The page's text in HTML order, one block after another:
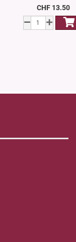
CHF 13.50